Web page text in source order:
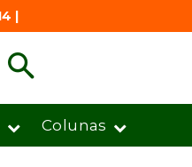
|
Colunas